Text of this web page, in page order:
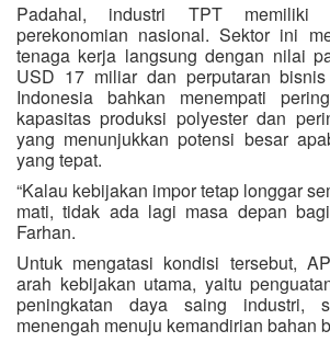
Padahal, industri TPT memiliki
perekonomian nasional. Sektor ini
tenaga kerja langsung dengan nilai
USD 17 miliar dan perputaran
Indonesia bahkan menempati
kapasitas produksi polyester dan
yang menunjukkan potensi besar
yang tepat.
“Kalau kebijakan impor tetap longgar
mati, tidak ada lagi masa depan
Farhan.
Untuk mengatasi kondisi tersebut,
arah kebijakan utama, yaitu
peningkatan daya saing industri,
menengah menuju kemandirian bahan